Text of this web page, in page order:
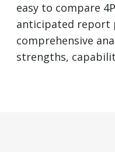
easy to compare
anticipated report
comprehensive
strengths,